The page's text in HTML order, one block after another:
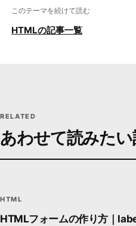
このテーマを続けて読む
HTMLの記事一覧
RELATED
あわせて読みた
HTML
HTMLフォームの作り方｜